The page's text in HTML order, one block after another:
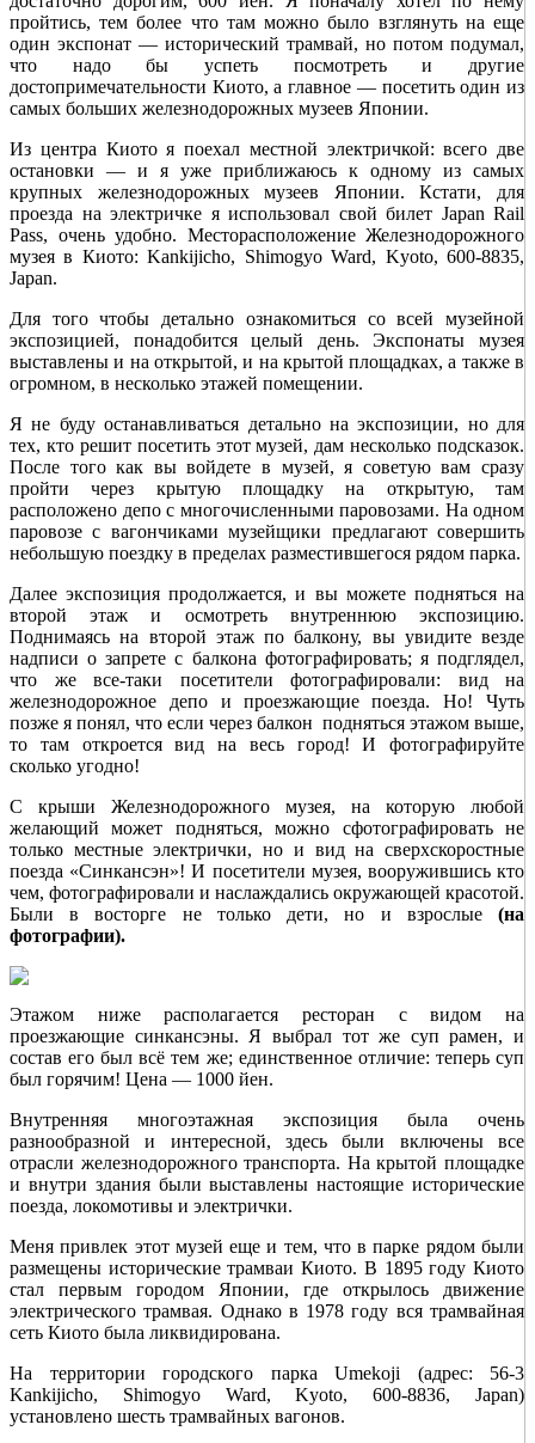
пройтись, тем более что там можно было взглянуть на еще
один экспонат — исторический трамвай, но потом подумал,
что надо бы успеть посмотреть и другие
достопримечательности Киото, а главное — посетить один из
самых больших железнодорожных музеев Японии.
Из центра Киото я поехал местной электричкой: всего две
остановки — и я уже приближаюсь к одному из самых
крупных железнодорожных музеев Японии. Кстати, для
проезда на электричке я использовал свой билет Japan Rail
Pass, очень удобно. Месторасположение Железнодорожного
музея в Киото: Kankijicho, Shimogyo Ward, Kyoto, 600-8835,
Japan.
Для того чтобы детально ознакомиться со всей музейной
экспозицией, понадобится целый день. Экспонаты музея
выставлены и на открытой, и на крытой площадках, а также в
огромном, в несколько этажей помещении.
Я не буду останавливаться детально на экспозиции, но для
тех, кто решит посетить этот музей, дам несколько подсказок.
После того как вы войдете в музей, я советую вам сразу
пройти через крытую площадку на открытую, там
расположено депо с многочисленными паровозами. На одном
паровозе с вагончиками музейщики предлагают совершить
небольшую поездку в пределах разместившегося рядом парка.
Далее экспозиция продолжается, и вы можете подняться на
второй этаж и осмотреть внутреннюю экспозицию.
Поднимаясь на второй этаж по балкону, вы увидите везде
надписи о запрете с балкона фотографировать; я подглядел,
что же все-таки посетители фотографировали: вид на
железнодорожное депо и проезжающие поезда. Но! Чуть
позже я понял, что если через балкон подняться этажом выше,
то там откроется вид на весь город! И фотографируйте
сколько угодно!
С крыши Железнодорожного музея, на которую любой
желающий может подняться, можно сфотографировать не
только местные электрички, но и вид на сверхскоростные
поезда «Синкансэн»! И посетители музея, вооружившись кто
чем, фотографировали и наслаждались окружающей красотой.
Были в восторге не только дети, но и взрослые (на
фотографии).
Этажом ниже располагается ресторан с видом на
проезжающие синкансэны. Я выбрал тот же суп рамен, и
состав его был всё тем же; единственное отличие: теперь суп
был горячим! Цена — 1000 йен.
Внутренняя многоэтажная экспозиция была очень
разнообразной и интересной, здесь были включены все
отрасли железнодорожного транспорта. На крытой площадке
и внутри здания были выставлены настоящие исторические
поезда, локомотивы и электрички.
Меня привлек этот музей еще и тем, что в парке рядом были
размещены исторические трамваи Киото. В 1895 году Киото
стал первым городом Японии, где открылось движение
электрического трамвая. Однако в 1978 году вся трамвайная
сеть Киото была ликвидирована.
На территории городского парка Umekoji (адрес: 56-3
Kankijicho, Shimogyo Ward, Kyoto, 600-8836, Japan)
установлено шесть трамвайных вагонов.